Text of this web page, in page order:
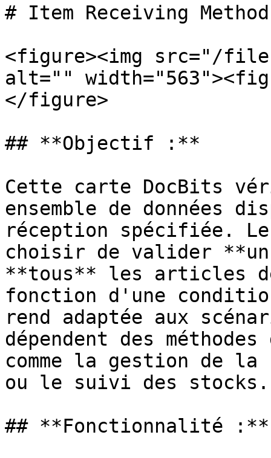
# Item Receiving Method
<figure><img src="/files/
alt=""
</figure>
## **Objectif :**
Cette carte DocBits
ensemble de données
réception spécifiée.
choisir de valider
**tous** les articles de
fonction d'une
rend adaptée aux
dépendent des
comme la gestion de la
ou le suivi des stocks.
## **Fonctionnalité :**